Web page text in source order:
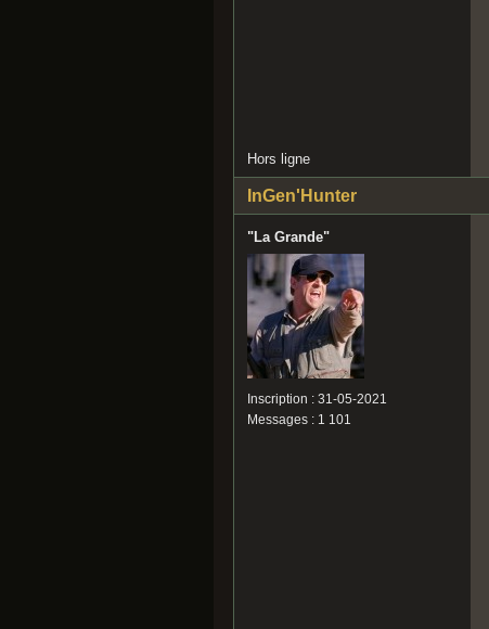
Hors ligne
InGen'Hunter
"La Grande"
Inscription : 31-05-2021
Messages : 1 101